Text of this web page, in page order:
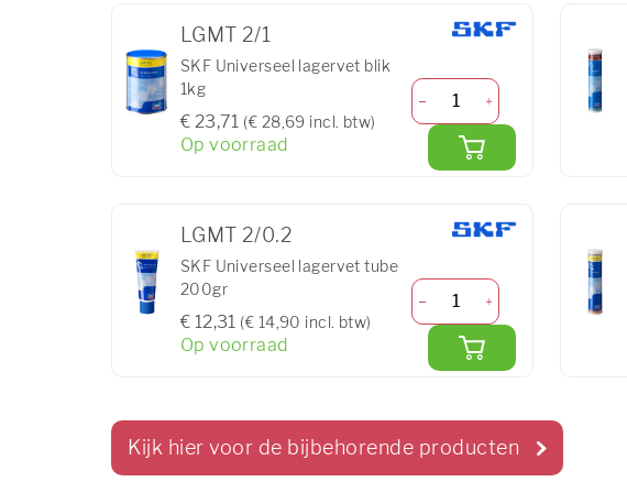
LGMT 2/1
SKF Universeel lagervet blik
1kg
€ 23,71 (€ 28,69 incl. btw)
Op voorraad
LGMT 2/0.2
SKF Universeel lagervet tube
200gr
€ 12,31 (€ 14,90 incl. btw)
Op voorraad
Kijk hier voor de bijbehorende producten